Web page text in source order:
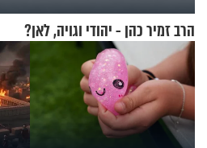
הרב זמיר כהן - יהודי וגויה, לאן?